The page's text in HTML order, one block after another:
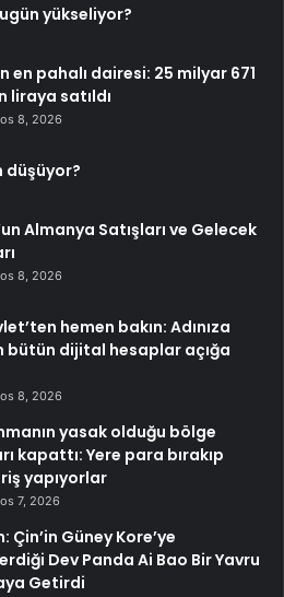
yükseliyor?
en pahalı dairesi: 25 milyar 671
liraya satıldı
8, 2026
düşüyor?
Almanya Satışları ve Gelecek
8, 2026
hemen bakın: Adınıza
bütün dijital hesaplar açığa
8, 2026
yasak olduğu bölge
kapattı: Yere para bırakıp
yapıyorlar
7, 2026
Çin’in Güney Kore’ye
Dev Panda Ai Bao Bir Yavru
Getirdi